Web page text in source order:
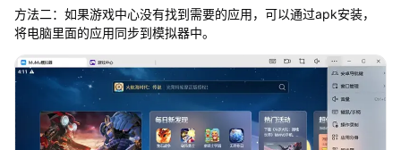
方法二：如果游戏中心没有找到需要的应用，可以通过apk安装，
将电脑里面的应用同步到模拟器中。